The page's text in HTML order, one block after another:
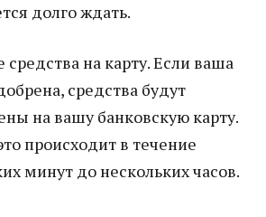
долго ждать.
средства на карту. Если ваша
средства будут
на вашу банковскую карту.
происходит в течение
минут до нескольких часов.